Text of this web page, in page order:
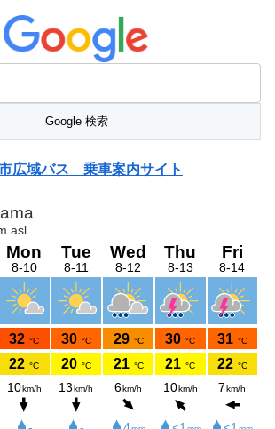
広域バス 乗車案内サイト